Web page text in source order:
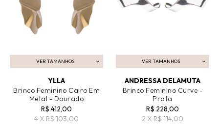
VER TAMANHOS
ADICIONAR AO CARRINHO
YLLA
Brinco Feminino Cairo Em
Metal - Dourado
R$ 412,00
4 X R$ 103,00
VER TAMANHOS
ADICIONAR AO CARRINHO
ANDRESSA DELAMUTA
Brinco Feminino Curve -
Prata
R$ 228,00
2 X R$ 114,00